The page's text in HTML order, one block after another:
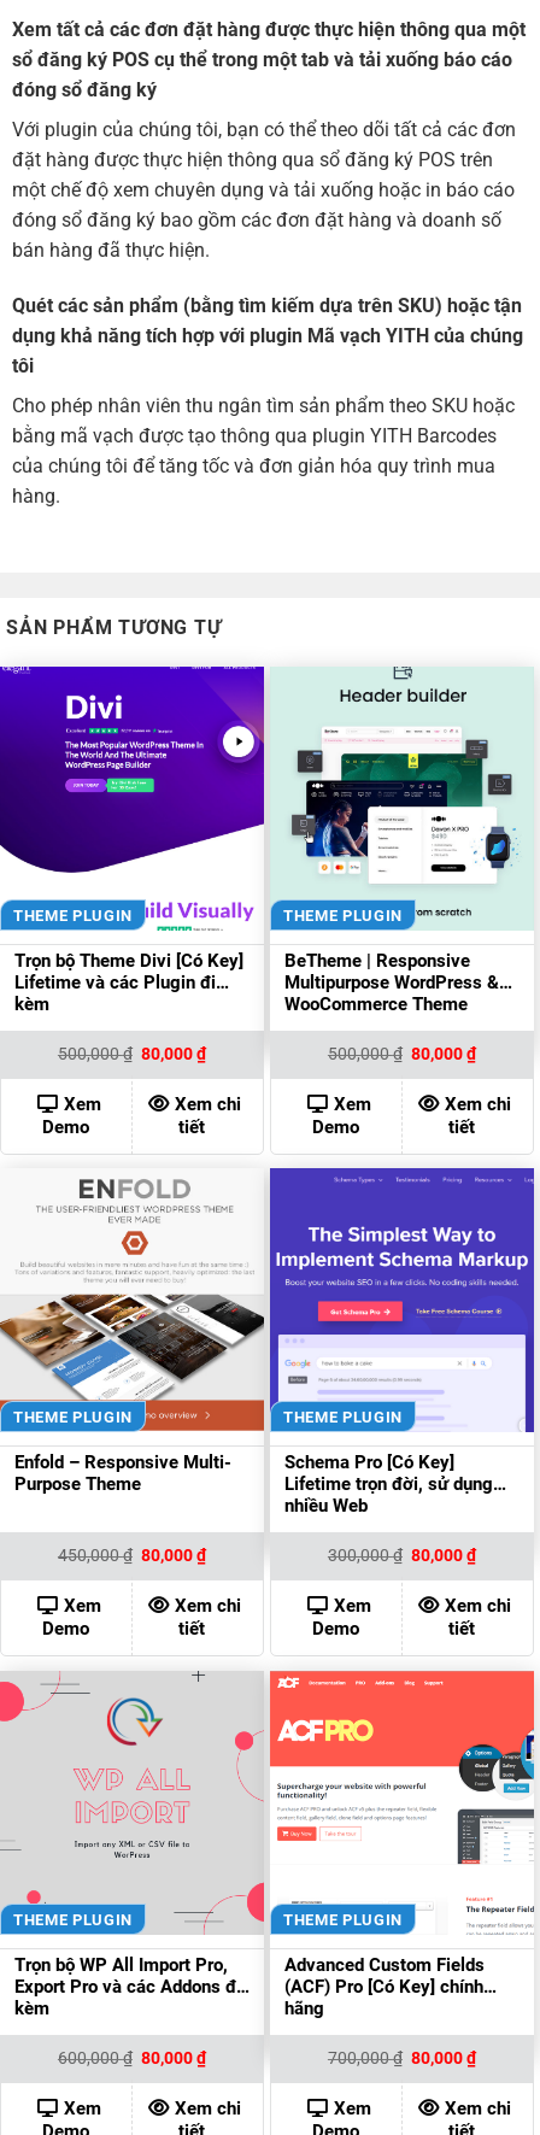
Xem tất cả các đơn đặt hàng được thực hiện thông qua một
sổ đăng ký POS cụ thể trong một tab và tải xuống báo cáo
đóng sổ đăng ký
Với plugin của chúng tôi, bạn có thể theo dõi tất cả các đơn
đặt hàng được thực hiện thông qua sổ đăng ký POS trên
một chế độ xem chuyên dụng và tải xuống hoặc in báo cáo
đóng sổ đăng ký bao gồm các đơn đặt hàng và doanh số
bán hàng đã thực hiện.
Quét các sản phẩm (bằng tìm kiếm dựa trên SKU) hoặc tận
dụng khả năng tích hợp với plugin Mã vạch YITH của chúng
tôi
Cho phép nhân viên thu ngân tìm sản phẩm theo SKU hoặc
bằng mã vạch được tạo thông qua plugin YITH Barcodes
của chúng tôi để tăng tốc và đơn giản hóa quy trình mua
hàng.
SẢN PHẨM TƯƠNG TỰ
THEME PLUGIN
Trọn bộ Theme Divi [Có Key]
Lifetime và các Plugin đi
kèm
500,000₫ Giá
gốc
là:
500,000 ₫.
80,000₫Giá
hiện
tại
là:
80,000 ₫.
Xem
Demo
Xem chi
tiết
THEME PLUGIN
BeTheme | Responsive
Multipurpose WordPress &
WooCommerce Theme
500,000₫ Giá
gốc
là:
500,000 ₫.
80,000₫Giá
hiện
tại
là:
80,000
Xem
Demo
Xem chi
tiết
THEME PLUGIN
Enfold – Responsive Multi-
Purpose Theme
450,000₫ Giá
gốc
là:
450,000 ₫.
80,000₫Giá
hiện
tại
là:
80,000 ₫.
Xem
Demo
Xem chi
tiết
THEME PLUGIN
Schema Pro [Có Key]
Lifetime trọn đời, sử dụng
nhiều Web
300,000₫ Giá
gốc
là:
300,000 ₫.
80,000₫Giá
hiện
tại
là:
80,000
Xem
Demo
Xem chi
tiết
THEME PLUGIN
Trọn bộ WP All Import Pro,
Export Pro và các Addons đi
kèm
600,000₫ Giá
gốc
là:
600,000 ₫.
80,000₫Giá
hiện
tại
là:
80,000 ₫.
Xem
Xem chi
THEME PLUGIN
Advanced Custom Fields
(ACF) Pro [Có Key] chính
hãng
700,000₫ Giá
gốc
là:
700,000 ₫.
80,000₫Giá
hiện
tại
là:
80,000
Xem
Xem chi